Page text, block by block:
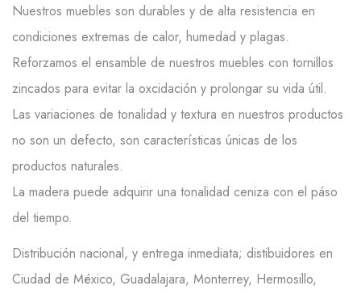
Nuestros muebles son durables y de alta resistencia en
condiciones extremas de calor, humedad y plagas.
Reforzamos el ensamble de nuestros muebles con tornillos
zincados para evitar la oxcidación y prolongar su vida útil.
Las variaciones de tonalidad y textura en nuestros productos
no son un defecto, son características únicas de los
productos naturales.
La madera puede adquirir una tonalidad ceniza con el páso
del tiempo.
Distribución nacional, y entrega inmediata; distibuidores en
Ciudad de México, Guadalajara, Monterrey, Hermosillo,